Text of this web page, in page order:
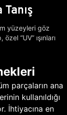
yüzeyleri göz
“UV” ışınları
parçaların ana
kullanıldığı
İhtiyacına en